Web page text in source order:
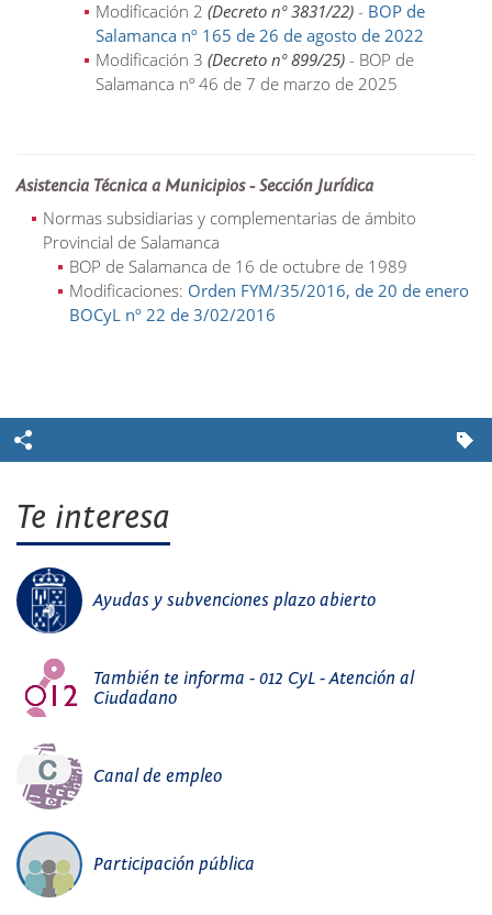
Modificación 2 (Decreto nº 3831/22)- BOP de
Salamanca nº 165 de 26 de agosto de 2022
Modificación 3 (Decreto nº 899/25)- BOP de
Salamanca nº 46 de 7 de marzo de 2025
Asistencia Técnica a Municipios - Sección Jurídica
Normas subsidiarias y complementarias de ámbito
Provincial de Salamanca
BOP de Salamanca de 16 de octubre de 1989
Modificaciones: Orden FYM/35/2016, de 20 de enero
BOCyL nº 22 de 3/02/2016
Te interesa
Ayudas y subvenciones plazo abierto
También te informa - 012 CyL - Atención al
Ciudadano
Canal de empleo
Participación pública